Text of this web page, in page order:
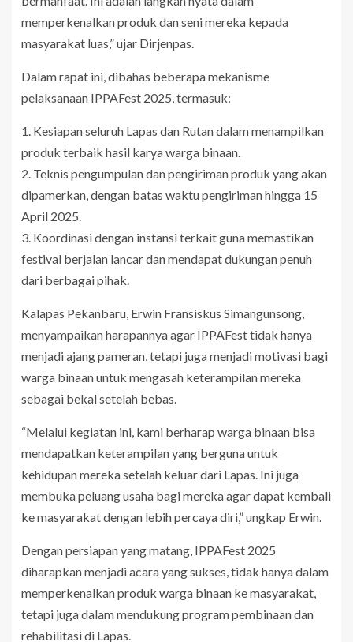
memperkenalkan produk dan seni mereka kepada
masyarakat luas,” ujar Dirjenpas.
Dalam rapat ini, dibahas beberapa mekanisme
pelaksanaan IPPAFest 2025, termasuk:
1. Kesiapan seluruh Lapas dan Rutan dalam menampilkan
produk terbaik hasil karya warga binaan.
2. Teknis pengumpulan dan pengiriman produk yang akan
dipamerkan, dengan batas waktu pengiriman hingga 15
April 2025.
3. Koordinasi dengan instansi terkait guna memastikan
festival berjalan lancar dan mendapat dukungan penuh
dari berbagai pihak.
Kalapas Pekanbaru, Erwin Fransiskus Simangunsong,
menyampaikan harapannya agar IPPAFest tidak hanya
menjadi ajang pameran, tetapi juga menjadi motivasi bagi
warga binaan untuk mengasah keterampilan mereka
sebagai bekal setelah bebas.
“Melalui kegiatan ini, kami berharap warga binaan bisa
mendapatkan keterampilan yang berguna untuk
kehidupan mereka setelah keluar dari Lapas. Ini juga
membuka peluang usaha bagi mereka agar dapat kembali
ke masyarakat dengan lebih percaya diri,” ungkap Erwin.
Dengan persiapan yang matang, IPPAFest 2025
diharapkan menjadi acara yang sukses, tidak hanya dalam
memperkenalkan produk warga binaan ke masyarakat,
tetapi juga dalam mendukung program pembinaan dan
rehabilitasi di Lapas.